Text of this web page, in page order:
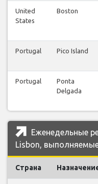
United
States
Boston
Portugal Pico Island
Portugal
Ponta
Delgada
Еженедельные
Lisbon,
Страна